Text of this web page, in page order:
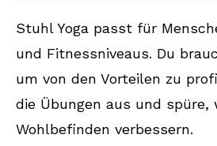
Stuhl Yoga passt für
und Fitnessniveaus. Du
um von den Vorteilen zu
die Übungen aus und spüre,
Wohlbefinden verbessern.